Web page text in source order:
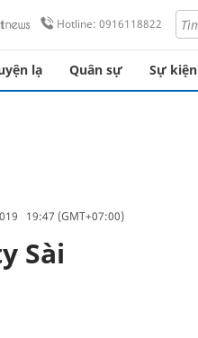
Hotline: 0916118822
lạ Quân sự Sự kiện
19:47 (GMT+07:00)
Sài